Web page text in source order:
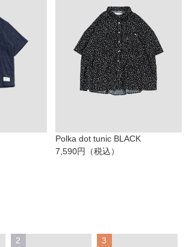
Polka dot tunic BLACK
7,590円（税込）
2 3